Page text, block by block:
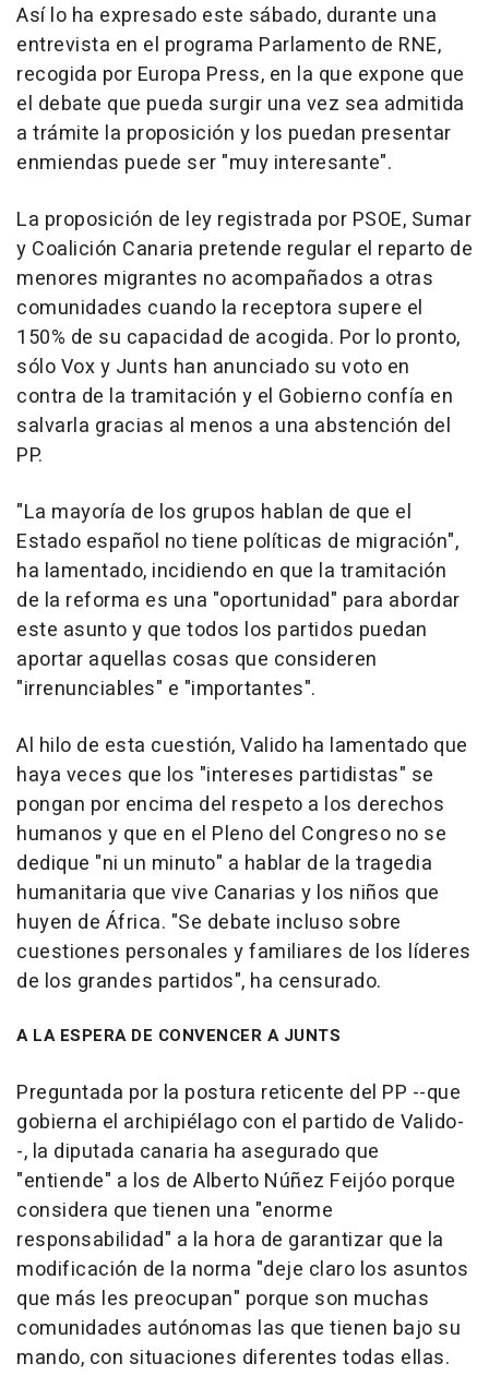
Así lo ha expresado este sábado, durante una
entrevista en el programa Parlamento de RNE,
recogida por Europa Press, en la que expone que
el debate que pueda surgir una vez sea admitida
a trámite la proposición y los puedan presentar
enmiendas puede ser "muy interesante".
La proposición de ley registrada por PSOE, Sumar
y Coalición Canaria pretende regular el reparto de
menores migrantes no acompañados a otras
comunidades cuando la receptora supere el
150% de su capacidad de acogida. Por lo pronto,
sólo Vox y Junts han anunciado su voto en
contra de la tramitación y el Gobierno confía en
salvarla gracias al menos a una abstención del
PP.
"La mayoría de los grupos hablan de que el
Estado español no tiene políticas de migración",
ha lamentado, incidiendo en que la tramitación
de la reforma es una "oportunidad" para abordar
este asunto y que todos los partidos puedan
aportar aquellas cosas que consideren
"irrenunciables" e "importantes".
Al hilo de esta cuestión, Valido ha lamentado que
haya veces que los "intereses partidistas" se
pongan por encima del respeto a los derechos
humanos y que en el Pleno del Congreso no se
dedique "ni un minuto" a hablar de la tragedia
humanitaria que vive Canarias y los niños que
huyen de África. "Se debate incluso sobre
cuestiones personales y familiares de los líderes
de los grandes partidos", ha censurado.
A LA ESPERA DE CONVENCER A JUNTS
Preguntada por la postura reticente del PP --que
gobierna el archipiélago con el partido de Valido-
-, la diputada canaria ha asegurado que
"entiende" a los de Alberto Núñez Feijóo porque
considera que tienen una "enorme
responsabilidad" a la hora de garantizar que la
modificación de la norma "deje claro los asuntos
que más les preocupan" porque son muchas
comunidades autónomas las que tienen bajo su
mando, con situaciones diferentes todas ellas.